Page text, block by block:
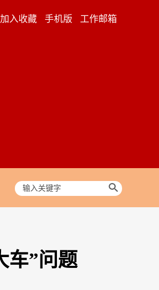
加入收藏 手机版 工作邮箱
车”问题